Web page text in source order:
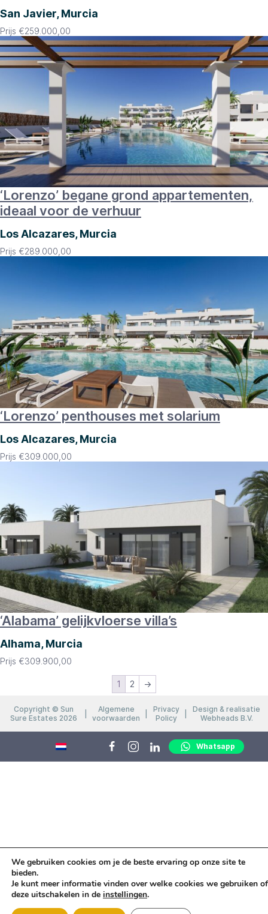
San Javier, Murcia
Prijs €259.000,00
‘Lorenzo’ begane grond appartementen,
ideaal voor de verhuur
Los Alcazares, Murcia
Prijs €289.000,00
‘Lorenzo’ penthouses met solarium
Los Alcazares, Murcia
Prijs €309.000,00
‘Alabama’ gelijkvloerse villa’s
Alhama, Murcia
Prijs €309.900,00
1 2 →
Copyright © Sun
Sure Estates 2026
Algemene
voorwaarden
Privacy
Policy
Design & realisatie
Webheads B.V.
Whatsapp
We gebruiken cookies om je de beste ervaring op onze site te
bieden.
Je kunt meer informatie vinden over welke cookies we gebruiken of
deze uitschakelen in de instellingen.